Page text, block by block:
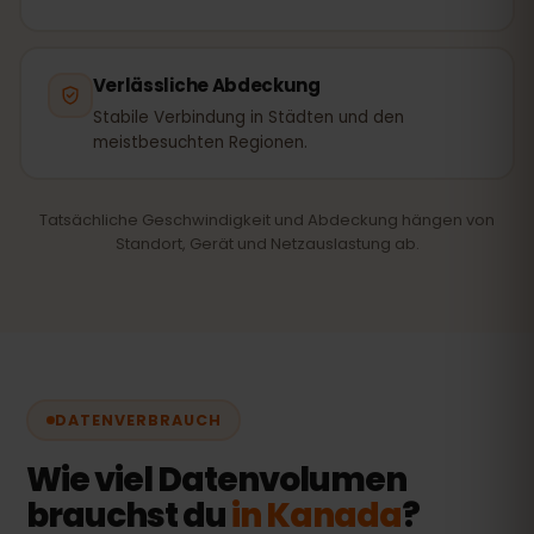
Verlässliche Abdeckung
Stabile Verbindung in Städten und den
meistbesuchten Regionen.
Tatsächliche Geschwindigkeit und Abdeckung hängen von
Standort, Gerät und Netzauslastung ab.
DATENVERBRAUCH
Wie viel Datenvolumen
brauchst duin Kanada?